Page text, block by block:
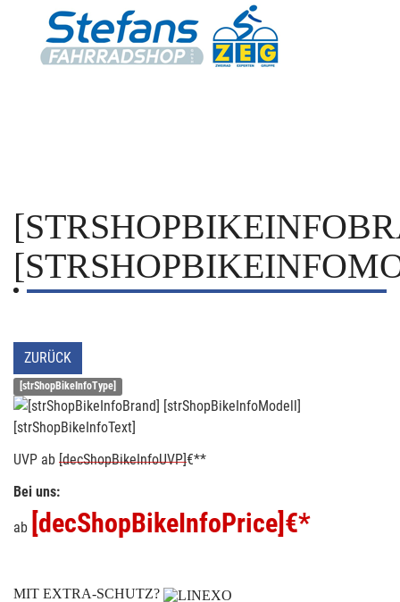
ZURÜCK
[strShopBikeInfoType]
[strShopBikeInfoText]
UVP ab [decShopBikeInfoUVP]€**
Bei uns:
ab [decShopBikeInfoPrice] €*
MIT EXTRA-SCHUTZ?